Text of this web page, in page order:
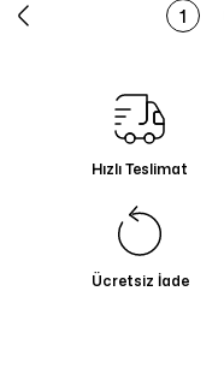
1
Hızlı Teslimat
Ücretsiz İade